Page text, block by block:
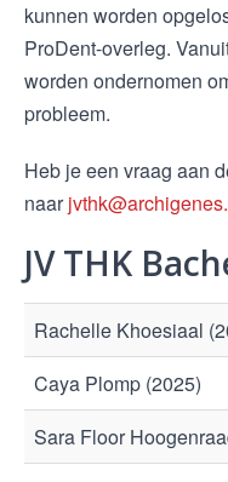
kunnen worden
ProDent-overleg.
worden ondernomen
probleem.
Heb je een vraag aan
naar
JV THK
Rachelle Khoesiaal
Caya Plomp (2025)
Sara Floor